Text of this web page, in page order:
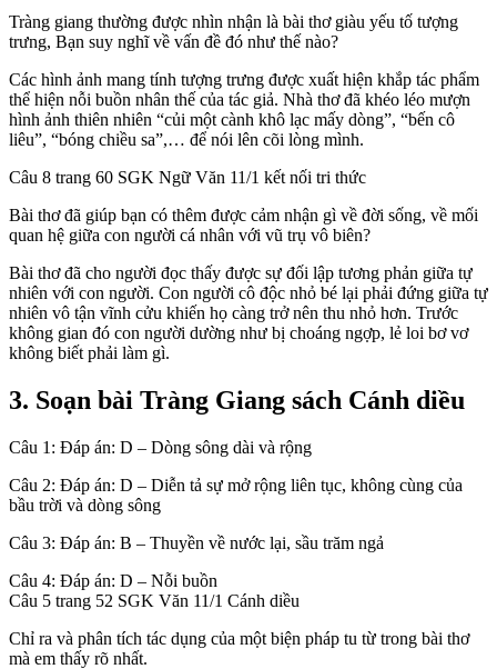
Tràng giang thường được nhìn nhận là bài thơ giàu yếu tố tượng
trưng, Bạn suy nghĩ về vấn đề đó như thế nào?
Các hình ảnh mang tính tượng trưng được xuất hiện khắp tác phẩm
thể hiện nỗi buồn nhân thế của tác giả. Nhà thơ đã khéo léo mượn
hình ảnh thiên nhiên “củi một cành khô lạc mấy dòng”, “bến cô
liêu”, “bóng chiều sa”,… để nói lên cõi lòng mình.
Câu 8 trang 60 SGK Ngữ Văn 11/1 kết nối tri thức
Bài thơ đã giúp bạn có thêm được cảm nhận gì về đời sống, về mối
quan hệ giữa con người cá nhân với vũ trụ vô biên?
Bài thơ đã cho người đọc thấy được sự đối lập tương phản giữa tự
nhiên với con người. Con người cô độc nhỏ bé lại phải đứng giữa tự
nhiên vô tận vĩnh cửu khiến họ càng trở nên thu nhỏ hơn. Trước
không gian đó con người dường như bị choáng ngợp, lẻ loi bơ vơ
không biết phải làm gì.
3. Soạn bài Tràng Giang sách Cánh diều
Câu 1: Đáp án: D – Dòng sông dài và rộng
Câu 2: Đáp án: D – Diễn tả sự mở rộng liên tục, không cùng của
bầu trời và dòng sông
Câu 3: Đáp án: B – Thuyền về nước lại, sầu trăm ngả
Câu 4: Đáp án: D – Nỗi buồn
Câu 5 trang 52 SGK Văn 11/1 Cánh diều
Chỉ ra và phân tích tác dụng của một biện pháp tu từ trong bài thơ
mà em thấy rõ nhất.